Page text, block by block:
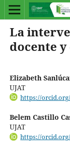
La
docente
Elizabeth
UJAT
https://orcid.org/
Belem Castillo
UJAT
https://orcid.org/